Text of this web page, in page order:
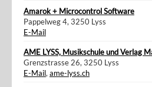
Amarok + Microcontrol Software
Pappelweg 4, 3250 Lyss
E-Mail
AME LYSS, Musikschule und Verlag
Grenzstrasse 26, 3250 Lyss
E-Mail, ame-lyss.ch